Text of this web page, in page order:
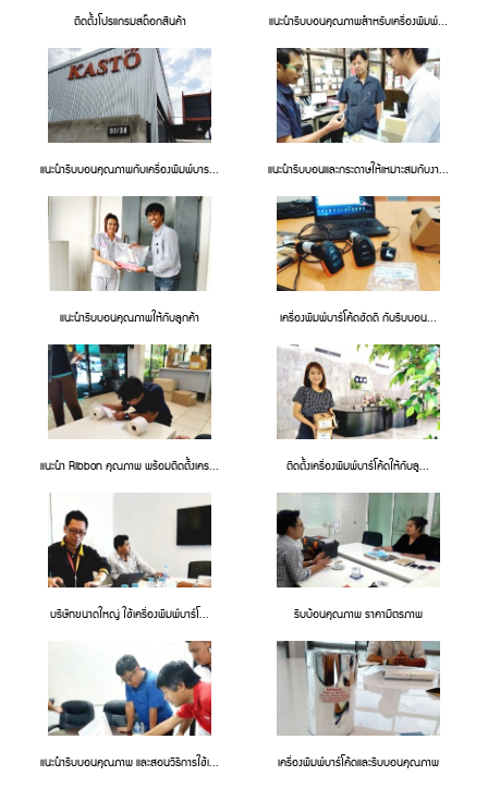
ติดตั้งโปรแกรมสต๊อกสินค้า แนะนำริบบอนคุณภาพสำหรับเครื่องพิมพ์...
แนะนำริบบอนคุณภาพกับเครื่องพิมพ์บาร... แนะนำริบบอนและกระดาษให้เหมาะสมกับงา...
แนะนำริบบอนคุณภาพให้กับลูกค้า เครื่องพิมพ์บาร์โค้ดชัดดี กับริบบอน...
แนะนำ Ribbon คุณภาพ พร้อมติดตั้งเคร... ติดตั้งเครื่องพิมพ์บาร์โค้ดให้กับลู...
บริษัทขนาดใหญ่ ใช้เครื่องพิมพ์บาร์โ... ริบบ้อนคุณภาพ ราคามิตรภาพ
แนะนำริบบอนคุณภาพ และสอนวิธีการใช้เ... เครื่องพิมพ์บาร์โค้ดและริบบอนคุณภาพ